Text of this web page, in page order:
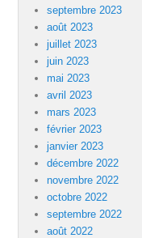
septembre 2023
août 2023
juillet 2023
juin 2023
mai 2023
avril 2023
mars 2023
février 2023
janvier 2023
décembre 2022
novembre 2022
octobre 2022
septembre 2022
août 2022